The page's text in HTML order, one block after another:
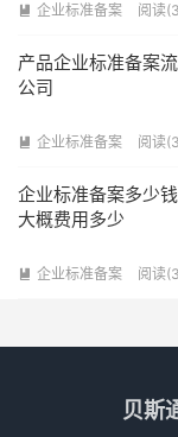
 企业标准备案 阅读
产品企业标准备案
公司
 企业标准备案 阅读
企业标准备案多少
大概费用多少
 企业标准备案 阅读
贝斯